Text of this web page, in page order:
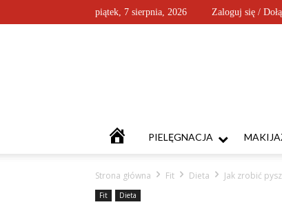
piątek, 7 sierpnia, 2026 Zaloguj się /
KOSMETYKOFANKI
PIELĘGNACJA
Strona główna Fit Dieta Jak zrobić
Fit Dieta